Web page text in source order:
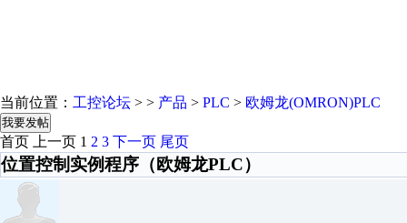
当前位置： 工控论坛 > > 产品 > PLC > 欧姆龙(OMRON)PLC
我要发帖
首页 上一页 1 2 3 下一页 尾页
位置控制实例程序（欧姆龙PLC）